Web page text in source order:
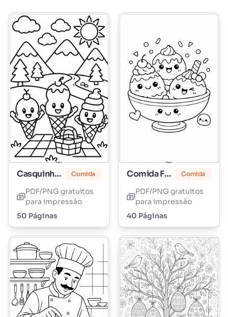
Casquinha de Sorvete Comida
PDF/PNG gratuitos
para impressão
50 Páginas
Comida Fofa Comida
PDF/PNG gratuitos
para impressão
40 Páginas